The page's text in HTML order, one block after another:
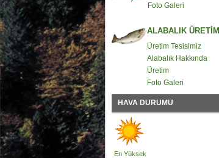
Foto Galeri
ALABALIK ÜRETİMİ
Üretim Tesisimiz
Alabalık Hakkında
Üretim
Foto Galeri
HAVA DURUMU
En Yüksek